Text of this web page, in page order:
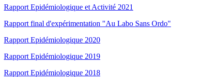
Rapport Epidémiologique et Activité 2021
Rapport final d'expérimentation "Au Labo Sans Ordo"
Rapport Epidémiologique 2020
Rapport Epidémiologique 2019
Rapport Epidémiologique 2018